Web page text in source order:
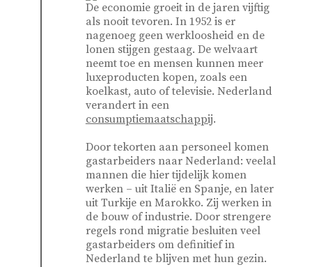
De economie groeit in de jaren vijftig
als nooit tevoren. In 1952 is er
nagenoeg geen werkloosheid en de
lonen stijgen gestaag. De welvaart
neemt toe en mensen kunnen meer
luxeproducten kopen, zoals een
koelkast, auto of televisie. Nederland
verandert in een
consumptiemaatschappij.
Door tekorten aan personeel komen
gastarbeiders naar Nederland: veelal
mannen die hier tijdelijk komen
werken – uit Italië en Spanje, en later
uit Turkije en Marokko. Zij werken in
de bouw of industrie. Door strengere
regels rond migratie besluiten veel
gastarbeiders om definitief in
Nederland te blijven met hun gezin.